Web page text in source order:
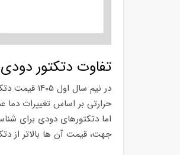
تفاوت دتکتور
حرارتی بر اساس تغییرات دما
اما دتکتورهای دودی برای
جهت، قیمت آن ها بالاتر از